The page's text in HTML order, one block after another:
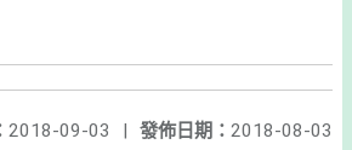
發佈日期： 2018-08-03
2018-09-03
|